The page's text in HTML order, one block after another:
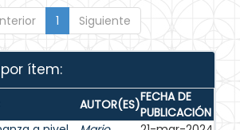
1 Siguiente
ítem:
AUTOR(ES)FECHA DE
PUBLICACIÓN